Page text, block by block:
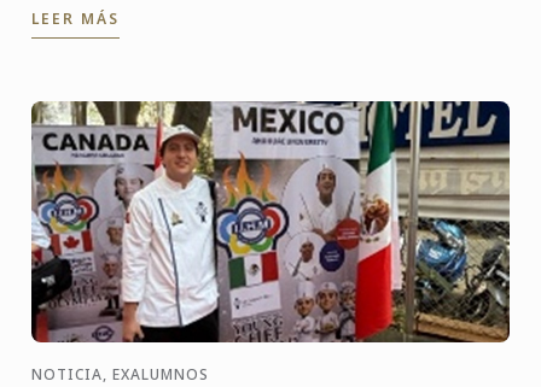
gastronomía, ...
LEER MÁS
NOTICIA, EXALUMNOS